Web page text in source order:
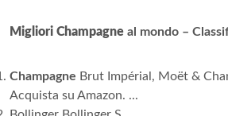
Migliori Champagne al mondo –
Champagne Brut Impérial, Moët &
Acquista su Amazon. ...